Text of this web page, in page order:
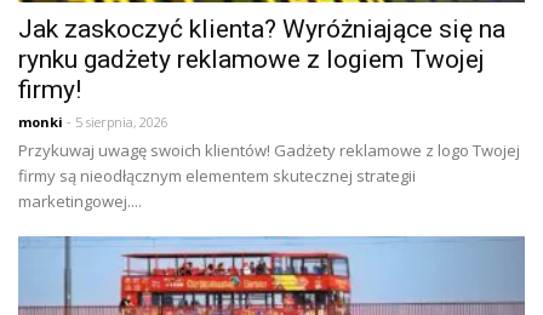
Jak zaskoczyć klienta? Wyróżniające się na
rynku gadżety reklamowe z logiem Twojej
firmy!
monki - 5 sierpnia, 2026
Przykuwaj uwagę swoich klientów! Gadżety reklamowe z logo Twojej
firmy są nieodłącznym elementem skutecznej strategii
marketingowej....